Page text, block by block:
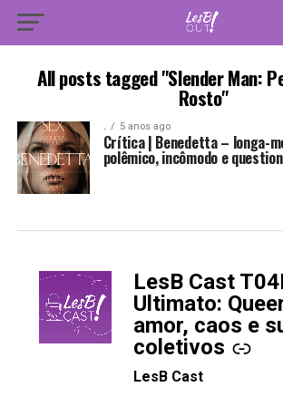
All posts tagged "Slender Man:
Rosto"
. 5 anos ago
Crítica | Benedetta – longa-
polêmico, incômodo e
LesB Cast
Ultimato:
amor, caos e
coletivos
-
LesB Cast